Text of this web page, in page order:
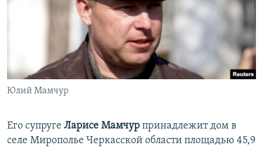
Юлий Мамчур
Его супруге Ларисе Мамчур принадлежит дом в
селе Мирополье Черкасской области площадью 45,9